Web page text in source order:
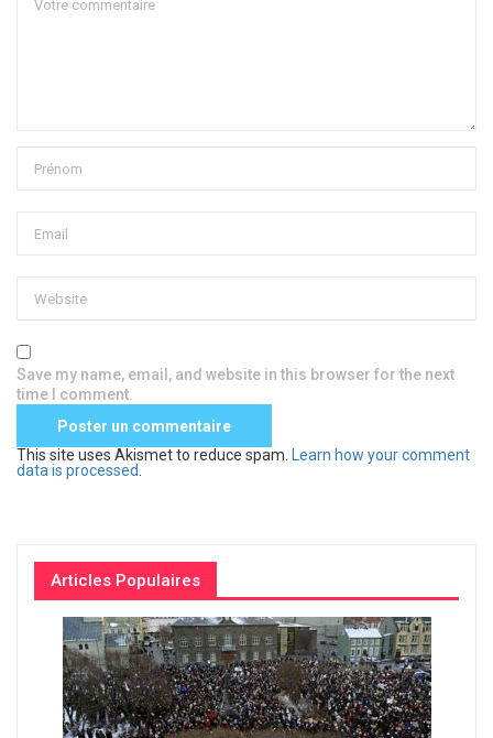
Save my name, email, and website in this browser for the next
time I comment.
This site uses Akismet to reduce spam.
Learn how your comment
data is processed
Articles Populaires